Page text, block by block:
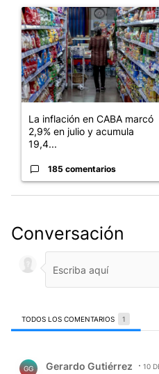
Un artículo de tendencia con
La inflación en CABA marcó
2,9% en julio y acumula
19,4...
185 comentarios
Conversación
TODOS LOS COMENTARIOS 1
GG Gerardo Gutiérrez 10